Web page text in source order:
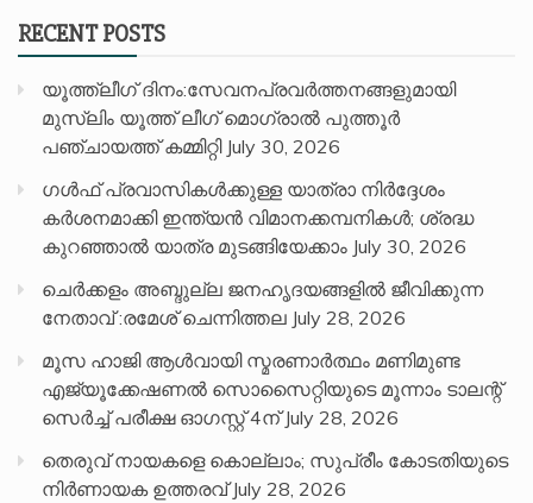
RECENT POSTS
യൂത്ത്ലീഗ് ദിനം:സേവനപ്രവർത്തനങ്ങളുമായി
മുസ്ലിം യൂത്ത് ലീഗ് മൊഗ്രാൽ പുത്തൂർ
പഞ്ചായത്ത് കമ്മിറ്റി July 30, 2026
ഗൾഫ് പ്രവാസികൾക്കുള്ള യാത്രാ നിർദ്ദേശം
കർശനമാക്കി ഇന്ത്യൻ വിമാനക്കമ്പനികൾ; ശ്രദ്ധ
കുറഞ്ഞാൽ യാത്ര മുടങ്ങിയേക്കാം July 30, 2026
ചെർക്കളം അബ്ദുല്ല ജനഹൃദയങ്ങളിൽ ജീവിക്കുന്ന
നേതാവ് :രമേശ് ചെന്നിത്തല July 28, 2026
മൂസ ഹാജി ആൾവായി സ്മരണാർത്ഥം മണിമുണ്ട
എജ്യൂക്കേഷണൽ സൊസൈറ്റിയുടെ മൂന്നാം ടാലന്റ്
സെർച്ച് പരീക്ഷ ഓഗസ്റ്റ് 4ന് July 28, 2026
തെരുവ് നായകളെ കൊല്ലാം; സുപ്രീം കോടതിയുടെ
നിർണായക ഉത്തരവ് July 28, 2026